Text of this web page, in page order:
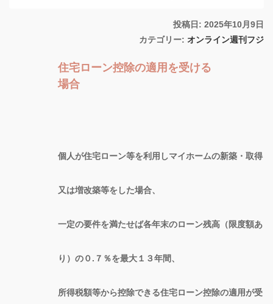
投稿日: 2025年10月9日
カテゴリー: オンライン週刊フジ
住宅ローン控除の適用を受ける
場合
個人が住宅ローン等を利用しマイホームの新築・取得
又は増改築等をした場合、
一定の要件を満たせば各年末のローン残高（限度額あ
り）の０.７％を最大１３年間、
所得税額等から控除できる住宅ローン控除の適用が受